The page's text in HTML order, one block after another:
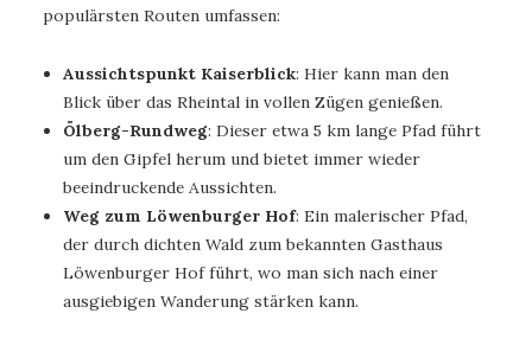
populärsten Routen umfassen:
Aussichtspunkt Kaiserblick: Hier kann man den
Blick über das Rheintal in vollen Zügen genießen.
Ölberg-Rundweg: Dieser etwa 5 km lange Pfad führt
um den Gipfel herum und bietet immer wieder
beeindruckende Aussichten.
Weg zum Löwenburger Hof: Ein malerischer Pfad,
der durch dichten Wald zum bekannten Gasthaus
Löwenburger Hof führt, wo man sich nach einer
ausgiebigen Wanderung stärken kann.